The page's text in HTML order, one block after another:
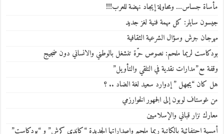
مأساة جساس… ومحاولة إيجاد نهضة للعرب!!!
جيسون سايلر: كل مهمة فنية لغز جديد
مهرجان جرش وسؤال الشرعية الثقافية
بودكاست لريما ملحم: نصوص حرّة تنشغل بالوطني والانساني دون ضجيج
وقفة مع”مدارات نقدية في التلقي والتأويل”
هل كان “يجهل ” إدوارد سعيد لغة الضاد .. ؟
من غوستاف لوبون إلى الجمهور الخوارزمي
معارك نزار قباني والإسلاميين